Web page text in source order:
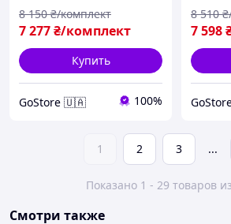
7 277₴/комплект
8 150 ₴/комплект
Купить
GoStore 🇺🇦 100%
7 598
8 510
1 2 3 ...
Показано 1 - 29 товаров
Смотри также